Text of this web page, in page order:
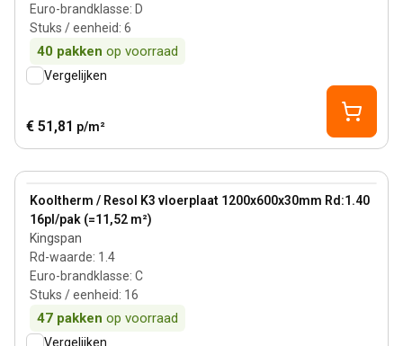
Euro-brandklasse: D
Stuks / eenheid: 6
40 pakken op voorraad
Vergelijken
€ 51,81 p/m²
Kooltherm / Resol K3 vloerplaat 1200x600x30mm Rd:1.40
16pl/pak (=11,52 m²)
Kingspan
Rd-waarde: 1.4
Euro-brandklasse: C
Stuks / eenheid: 16
47 pakken op voorraad
View product
Vergelijken